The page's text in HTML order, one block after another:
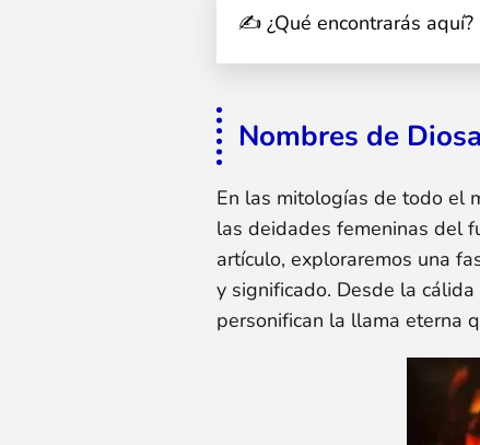
✍ ¿Qué encontrarás aquí?
Nombres de
En las mitologías de todo el
las deidades femeninas del
artículo, exploraremos una
y significado. Desde la
personifican la llama eterna